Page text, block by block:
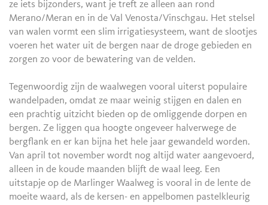
ze iets bijzonders, want je treft ze alleen aan rond
Merano/Meran en in de Val Venosta/Vinschgau. Het stelsel
van walen vormt een slim irrigatiesysteem, want de slootjes
voeren het water uit de bergen naar de droge gebieden en
zorgen zo voor de bewatering van de velden.
Tegenwoordig zijn de waalwegen vooral uiterst populaire
wandelpaden, omdat ze maar weinig stijgen en dalen en
een prachtig uitzicht bieden op de omliggende dorpen en
bergen. Ze liggen qua hoogte ongeveer halverwege de
bergflank en er kan bijna het hele jaar gewandeld worden.
Van april tot november wordt nog altijd water aangevoerd,
alleen in de koude maanden blijft de waal leeg. Een
uitstapje op de Marlinger Waalweg is vooral in de lente de
moeite waard, als de kersen- en appelbomen pastelkleurig